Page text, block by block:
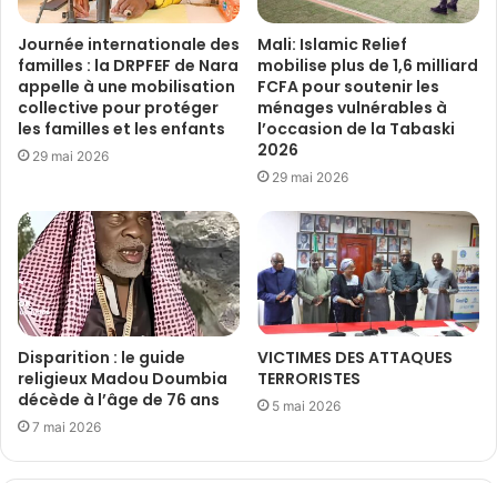
Journée internationale des
familles : la DRPFEF de Nara
appelle à une mobilisation
collective pour protéger
les familles et les enfants
29 mai 2026
Mali: Islamic Relief
mobilise plus de 1,6 milliard
FCFA pour soutenir les
ménages vulnérables à
l’occasion de la Tabaski
2026
29 mai 2026
Disparition : le guide
religieux Madou Doumbia
décède à l’âge de 76 ans
7 mai 2026
VICTIMES DES ATTAQUES
TERRORISTES
5 mai 2026